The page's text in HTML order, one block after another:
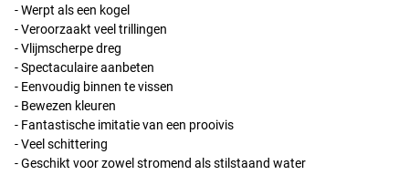
- Werpt als een kogel
- Veroorzaakt veel trillingen
- Vlijmscherpe dreg
- Spectaculaire aanbeten
- Eenvoudig binnen te vissen
- Bewezen kleuren
- Fantastische imitatie van een prooivis
- Veel schittering
- Geschikt voor zowel stromend als stilstaand water